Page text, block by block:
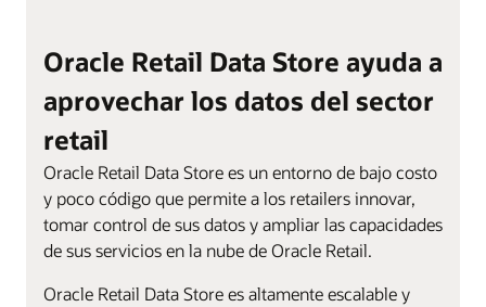
Oracle Retail Data Store ayuda a
aprovechar los datos del sector
retail
Oracle Retail Data Store es un entorno de bajo costo
y poco código que permite a los retailers innovar,
tomar control de sus datos y ampliar las capacidades
de sus servicios en la nube de Oracle Retail.
Oracle Retail Data Store es altamente escalable y